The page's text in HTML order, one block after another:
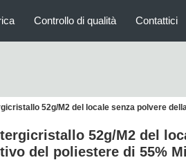
Controllo di qualità Contattici
52g/M2 del locale senza polvere
52g/M2 del
del poliestere di 55%